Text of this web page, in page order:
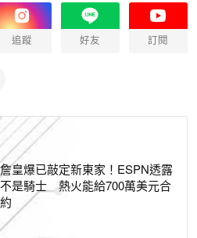
追蹤 好友 訂閱
詹皇爆已敲定新東家！ESPN透露
不是騎士 熱火能給700萬美元合
約